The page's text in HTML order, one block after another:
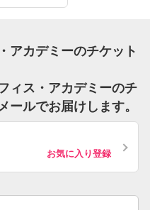
アカデミーのチケット
ィス・アカデミーのチ
ールでお届けします。
お気に入り登録